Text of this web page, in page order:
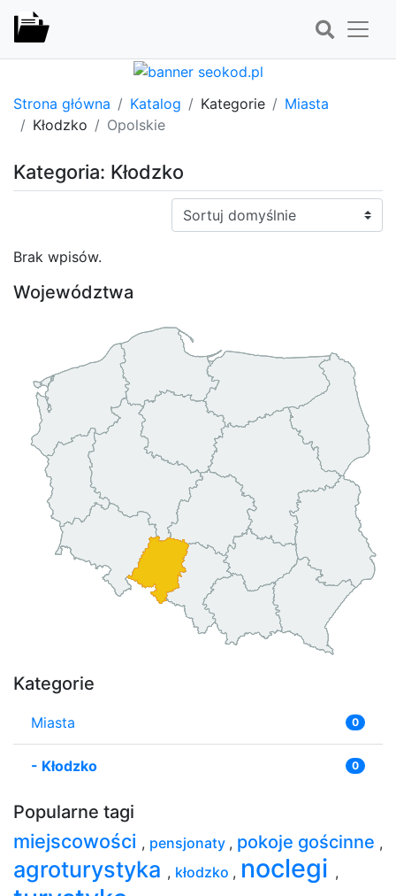
Strona główna Katalog Kategorie
Miasta
Kłodzko
Opolskie
Kategoria: Kłodzko
Sortuj:
Brak wpisów.
Województwa
Kategorie
Miasta 0
- Kłodzko 0
Popularne tagi
miejscowości , pensjonaty , pokoje gościnne ,
agroturystyka , kłodzko , noclegi ,